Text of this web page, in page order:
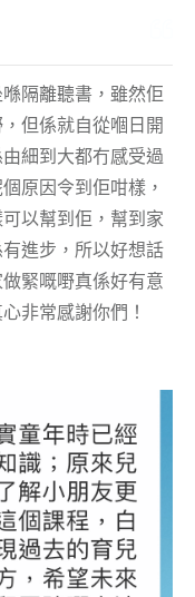
隔離聽書，雖然佢
但係就自從嗰日開
細到大都冇感受過
原因令到佢咁樣，
以幫到佢，幫到家
進步，所以好想話
緊嘅嘢真係好有意
非常感謝你們！